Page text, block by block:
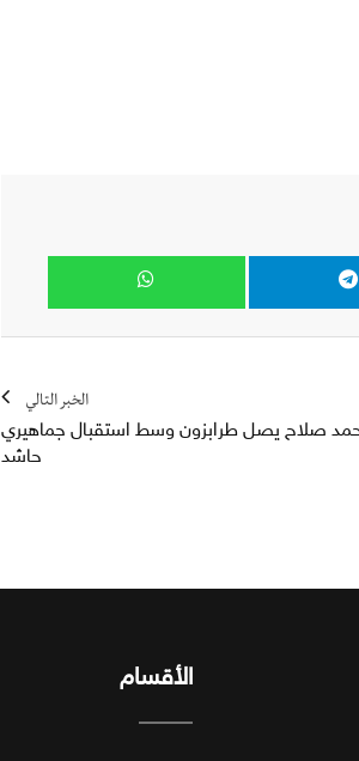
الخبر التالي
صلاح يصل طرابزون وسط استقبال جماهيري
حاشد
الأقسام